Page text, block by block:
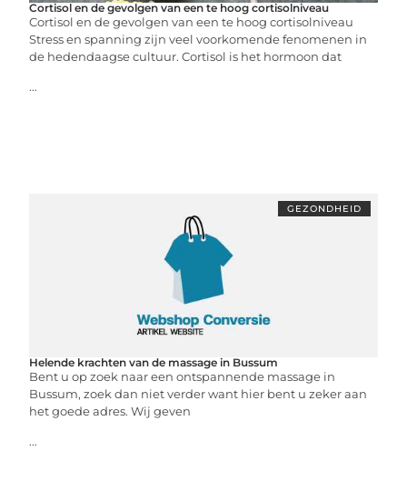
Cortisol en de gevolgen van een te hoog cortisolniveau
Cortisol en de gevolgen van een te hoog cortisolniveau
Stress en spanning zijn veel voorkomende fenomenen in
de hedendaagse cultuur. Cortisol is het hormoon dat
...
GEZONDHEID
Helende krachten van de massage in Bussum
Bent u op zoek naar een ontspannende massage in
Bussum, zoek dan niet verder want hier bent u zeker aan
het goede adres. Wij geven
...